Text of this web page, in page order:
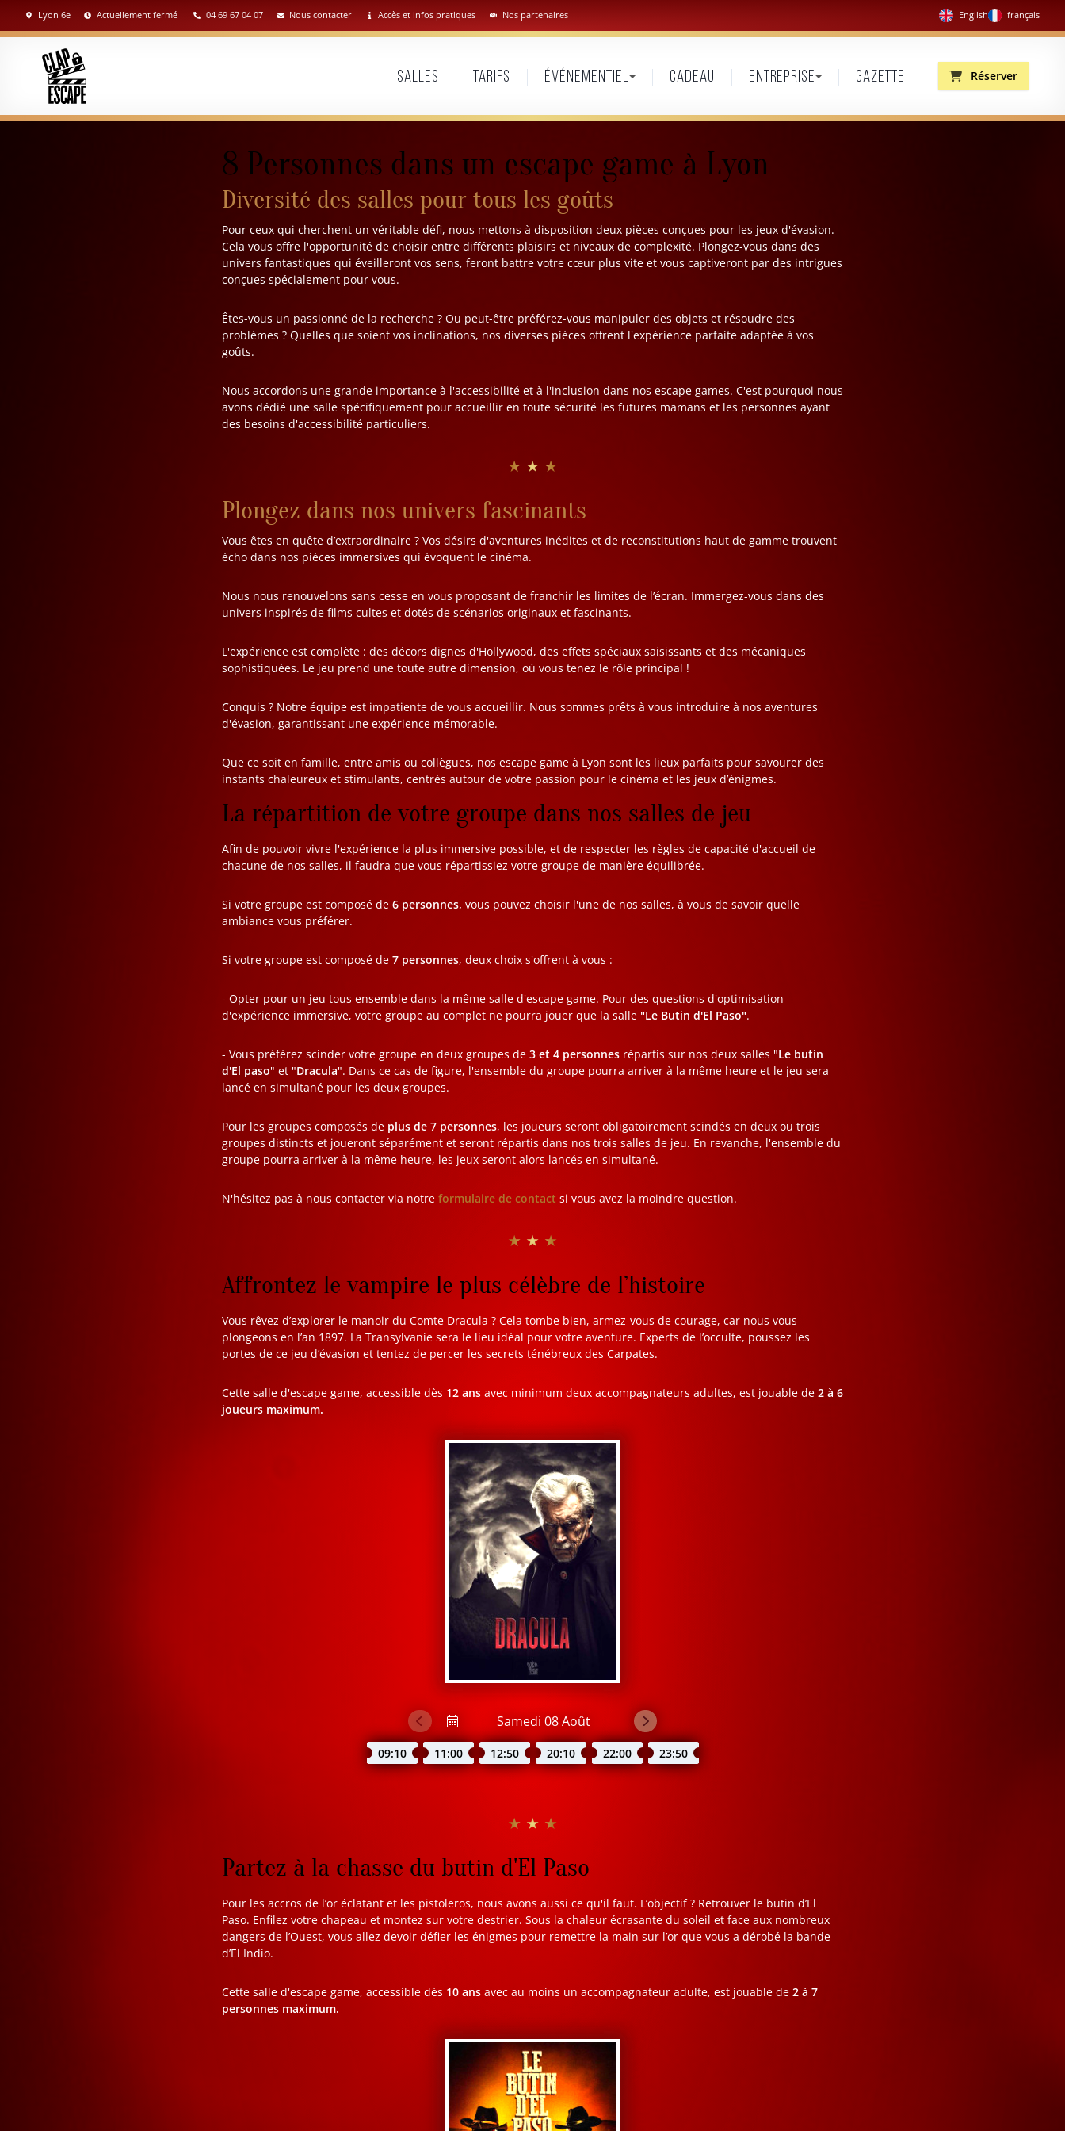
Lyon 6e Actuellement fermé 04 69 67 04 07 Nous contacter Accès et infos pratiques Nos partenaires English français
Salles Tarifs Événementiel Cadeau Entreprise Gazette Réserver
8 Personnes dans un escape game à Lyon
Diversité des salles pour tous les goûts
Pour ceux qui cherchent un véritable défi, nous mettons à disposition deux pièces conçues pour les jeux d'évasion.
Cela vous offre l'opportunité de choisir entre différents plaisirs et niveaux de complexité. Plongez-vous dans des
univers fantastiques qui éveilleront vos sens, feront battre votre cœur plus vite et vous captiveront par des intrigues
conçues spécialement pour vous.
Êtes-vous un passionné de la recherche ? Ou peut-être préférez-vous manipuler des objets et résoudre des
problèmes ? Quelles que soient vos inclinations, nos diverses pièces offrent l'expérience parfaite adaptée à vos
goûts.
Nous accordons une grande importance à l'accessibilité et à l'inclusion dans nos escape games. C'est pourquoi nous
avons dédié une salle spécifiquement pour accueillir en toute sécurité les futures mamans et les personnes ayant
des besoins d'accessibilité particuliers.
★ ★ ★
Plongez dans nos univers fascinants
Vous êtes en quête d’extraordinaire ? Vos désirs d'aventures inédites et de reconstitutions haut de gamme trouvent
écho dans nos pièces immersives qui évoquent le cinéma.
Nous nous renouvelons sans cesse en vous proposant de franchir les limites de l’écran. Immergez-vous dans des
univers inspirés de films cultes et dotés de scénarios originaux et fascinants.
L'expérience est complète : des décors dignes d'Hollywood, des effets spéciaux saisissants et des mécaniques
sophistiquées. Le jeu prend une toute autre dimension, où vous tenez le rôle principal !
Conquis ? Notre équipe est impatiente de vous accueillir. Nous sommes prêts à vous introduire à nos aventures
d'évasion, garantissant une expérience mémorable.
Que ce soit en famille, entre amis ou collègues, nos escape game à Lyon sont les lieux parfaits pour savourer des
instants chaleureux et stimulants, centrés autour de votre passion pour le cinéma et les jeux d’énigmes.
La répartition de votre groupe dans nos salles de jeu
Afin de pouvoir vivre l'expérience la plus immersive possible, et de respecter les règles de capacité d'accueil de
chacune de nos salles, il faudra que vous répartissiez votre groupe de manière équilibrée.
Si votre groupe est composé de 6 personnes, vous pouvez choisir l'une de nos salles, à vous de savoir quelle
ambiance vous préférer.
Si votre groupe est composé de 7 personnes, deux choix s'offrent à vous :
- Opter pour un jeu tous ensemble dans la même salle d'escape game. Pour des questions d'optimisation
d'expérience immersive, votre groupe au complet ne pourra jouer que la salle "Le Butin d'El Paso".
- Vous préférez scinder votre groupe en deux groupes de 3 et 4 personnes répartis sur nos deux salles "Le butin
d'El paso" et "Dracula". Dans ce cas de figure, l'ensemble du groupe pourra arriver à la même heure et le jeu sera
lancé en simultané pour les deux groupes.
Pour les groupes composés de plus de 7 personnes, les joueurs seront obligatoirement scindés en deux ou trois
groupes distincts et joueront séparément et seront répartis dans nos trois salles de jeu. En revanche, l'ensemble du
groupe pourra arriver à la même heure, les jeux seront alors lancés en simultané.
N'hésitez pas à nous contacter via notre formulaire de contact si vous avez la moindre question.
★ ★ ★
Affrontez le vampire le plus célèbre de l’histoire
Vous rêvez d’explorer le manoir du Comte Dracula ? Cela tombe bien, armez-vous de courage, car nous vous
plongeons en l’an 1897. La Transylvanie sera le lieu idéal pour votre aventure. Experts de l’occulte, poussez les
portes de ce jeu d’évasion et tentez de percer les secrets ténébreux des Carpates.
Cette salle d'escape game, accessible dès 12 ans avec minimum deux accompagnateurs adultes, est jouable de 2 à 6
joueurs maximum.
09:10 11:00 12:50 20:10 22:00 23:50
★ ★ ★
Partez à la chasse du butin d'El Paso
Pour les accros de l’or éclatant et les pistoleros, nous avons aussi ce qu'il faut. L’objectif ? Retrouver le butin d’El
Paso. Enfilez votre chapeau et montez sur votre destrier. Sous la chaleur écrasante du soleil et face aux nombreux
dangers de l’Ouest, vous allez devoir défier les énigmes pour remettre la main sur l’or que vous a dérobé la bande
d’El Indio.
Cette salle d'escape game, accessible dès 10 ans avec au moins un accompagnateur adulte, est jouable de 2 à 7
personnes maximum.